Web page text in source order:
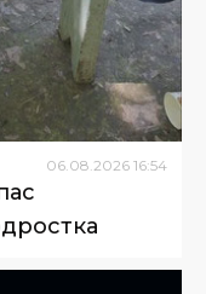
06.08.2026 16:54